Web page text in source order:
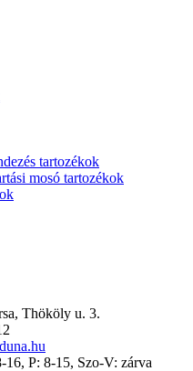
tartozékok
mosó tartozékok
Thököly u. 3.
16, P: 8-15, Szo-V: zárva